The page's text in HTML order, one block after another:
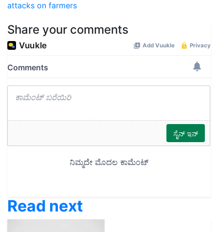
attacks on farmers
Share your comments
Read next